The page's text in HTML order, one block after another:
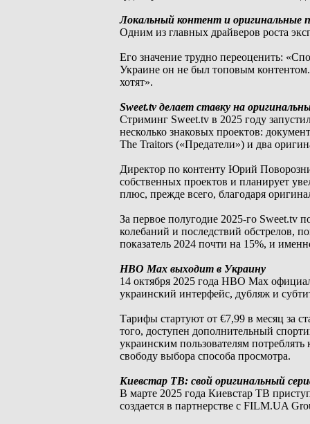
Локальный контент и оригинальные
Одним из главных драйверов роста
Его значение трудно переоценить:
Украине он не был топовым
хотят».
Sweet.tv делает ставку на
Стриминг Sweet.tv в 2025 году
несколько знаковых проектов:
The Traitors («Предатели») и два
Директор по контенту Юрий
собственных проектов и планирует
плюс, прежде всего, благодаря
За первое полугодие 2025-го Sweet.tv
колебаний и последствий обстрелов,
показатель 2024 почти на 15%, и
HBO Max выходит в Украину
14 октября 2025 года HBO Max
украинский интерфейс, дубляж и
Тарифы стартуют от €7,99 в месяц за
того, доступен дополнительный
украинским пользователям
свободу выбора способа просмотра.
Киевстар ТВ: свой оригинальный
В марте 2025 года Киевстар ТВ
создается в партнерстве с FILM.UA